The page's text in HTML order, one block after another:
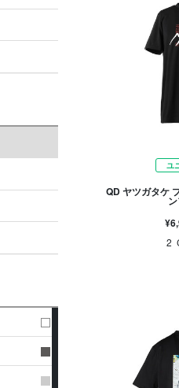
ユ
QD ヤツガタケ
2